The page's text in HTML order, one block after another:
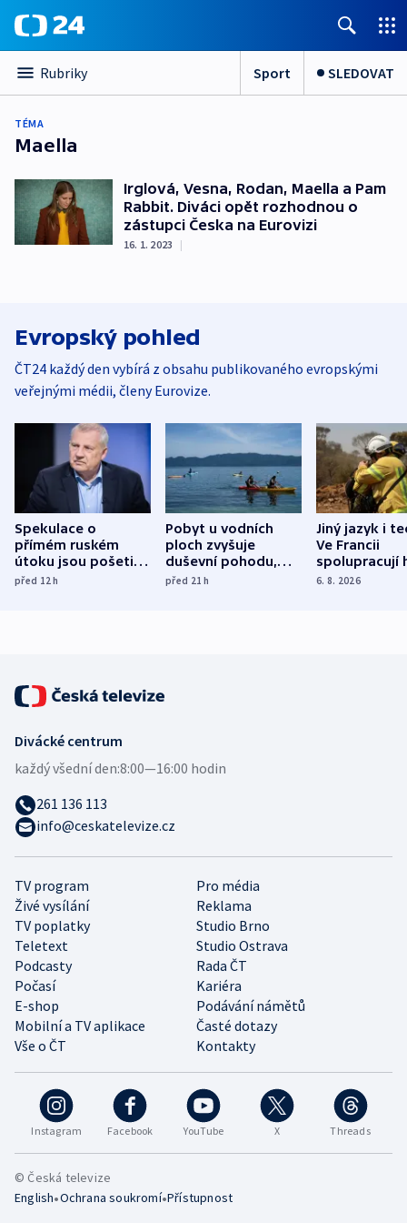
Rubriky Sport SLEDOVAT
TÉMA
Maella
Irglová, Vesna, Rodan, Maella a Pam
Rabbit. Diváci opět rozhodnou o
zástupci Česka na Eurovizi
16. 1. 2023 |
Evropský pohled
ČT24 každý den vybírá z obsahu publikovaného evropskými
veřejnými médii, členy Eurovize.
Spekulace o
přímém ruském
útoku jsou pošetilé,
míní estonský
před 12h
Pobyt u vodních
ploch zvyšuje
duševní pohodu,
ukázala
před 21h
Jiný jazyk i
Ve Francii
spolupracují
různých zemí
6. 8. 2026
Instagram Facebook YouTube X Threads
TV program
Pro média
Živé vysílání
Reklama
TV poplatky
Studio Brno
Teletext
Studio Ostrava
Podcasty
Rada ČT
Počasí
Kariéra
E-shop
Podávání námětů
Mobilní a TV aplikace
Časté dotazy
Vše o ČT
Kontakty
Divácké centrum
každý všední den:8:00—16:00 hodin
261 136 113
info@ceskatelevize.cz
© Česká televize
English•Ochrana soukromí•Přístupnost